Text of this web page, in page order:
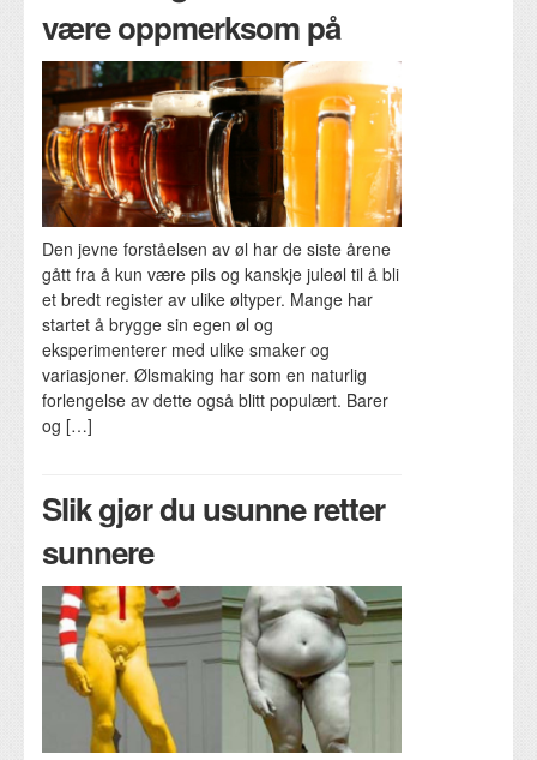
være oppmerksom på
Den jevne forståelsen av øl har de siste årene
gått fra å kun være pils og kanskje juleøl til å bli
et bredt register av ulike øltyper. Mange har
startet å brygge sin egen øl og
eksperimenterer med ulike smaker og
variasjoner. Ølsmaking har som en naturlig
forlengelse av dette også blitt populært. Barer
og […]
Slik gjør du usunne retter
sunnere